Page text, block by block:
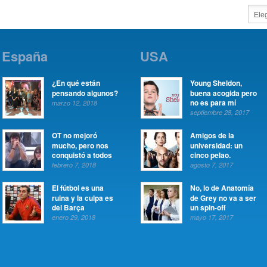
España
¿En qué están
pensando algunos?
marzo 12, 2018
OT no mejoró
mucho, pero nos
conquistó a todos
febrero 7, 2018
El fútbol es una
ruina y la culpa es
del Barça
enero 29, 2018
USA
Young Sheldon,
buena acogida pero
no es para mí
septiembre 28, 2017
Amigos de la
universidad: un
cinco pelao.
agosto 7, 2017
No, lo de Anatomía
de Grey no va a ser
un spin-off
mayo 17, 2017